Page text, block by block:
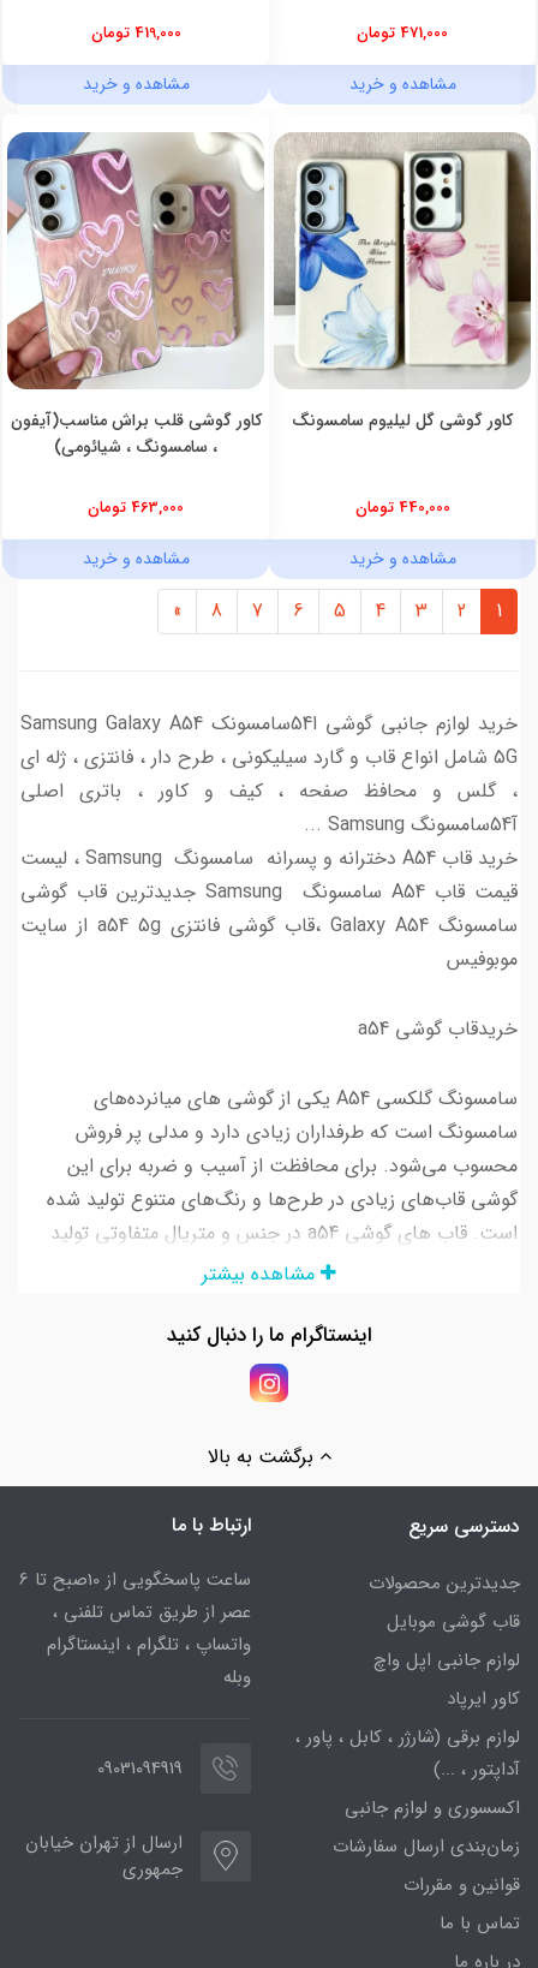
471,000 تومان
مشاهده و خرید
419,000 تومان
مشاهده و خرید
کاور گوشی گل لیلیوم سامسونگ
440,000 تومان
مشاهده و خرید
کاور گوشی قلب براش مناسب(آیفون
، سامسونگ ، شیائومی)
463,000 تومان
مشاهده و خرید
1
2
3
4
5
6
7
8
»
خرید لوازم جانبی گوشی ا54سامسونک Samsung Galaxy A54
5G شامل انواع قاب و گارد سیلیکونی ، طرح دار ، فانتزی ، ژله ای
، گلس و محافظ صفحه ، کیف و کاور ، باتری اصلی
آ54سامسونگ Samsung ...
خرید قاب A54 دخترانه و پسرانه سامسونگ Samsung ، لیست
قیمت قاب A54 سامسونگ Samsung جدیدترین قاب گوشی
سامسونگ Galaxy A54 ،قاب گوشی فانتزی a54 5g از سایت
موبوفیس
خریدقاب گوشی a54
سامسونگ گلکسی A54 یکی از گوشی های میانرده‌های
سامسونگ است که طرفداران زیادی دارد و مدلی پر فروش
محسوب می‌شود. برای محافظت از آسیب و ضربه برای این
گوشی قاب‌های زیادی در طرح‌ها و رنگ‌های متنوع تولید شده
است. قاب های گوشی a54 در جنس‌‌ و متریال متفاوتی تولید
شده‌اند. برخی از این قاب‌ها صرفا جنبه زیبایی دارند و برخی
قاب گوشی، محافظ صفحه گوشی، محافظ لنز تکی و شارژر گوشی
مشاهده بیشتر
اینستاگرام ما را دنبال کنید
برگشت به بالا
دسترسی سریع
جدیدترین محصولات
قاب گوشی موبایل
لوازم جانبی اپل واچ
کاور ایرپاد
لوازم برقی (شارژر ، کابل ، پاور ،
آداپتور ، ...)
اکسسوری و لوازم جانبی
زمان‌بندی ارسال سفارشات
قوانین و مقررات
تماس با ما
در باره ما
ارتباط با ما
ساعت پاسخگویی از 10صبح تا 6
عصر از طریق تماس تلفنی ،
واتساپ ، تلگرام ، اینستاگرام
وبله
09031094919
ارسال از تهران خیابان
جمهوری